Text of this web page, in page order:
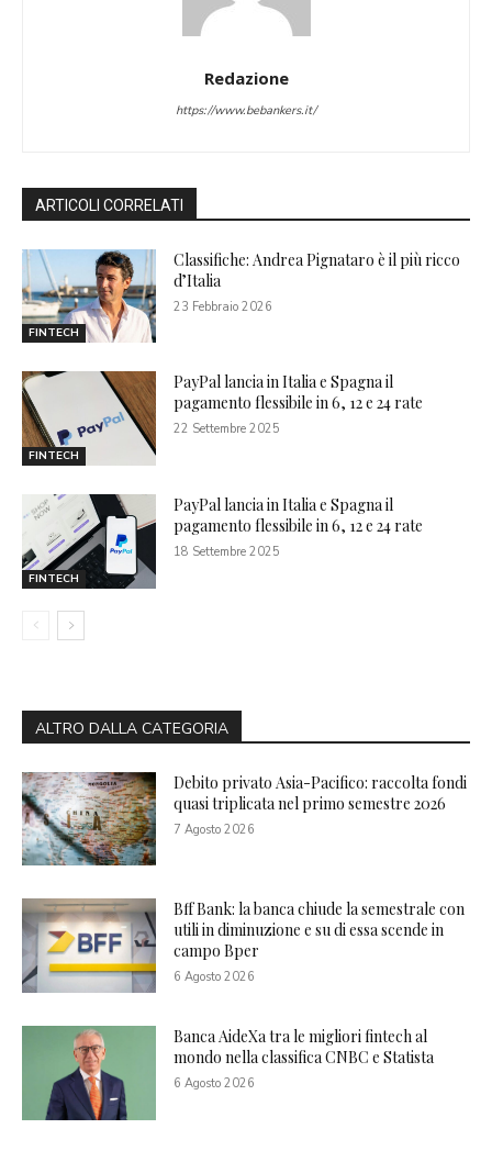
Redazione
https://www.bebankers.it/
ARTICOLI CORRELATI
FINTECH
Classifiche: Andrea Pignataro è il più ricco
d’Italia
23 Febbraio 2026
FINTECH
PayPal lancia in Italia e Spagna il
pagamento flessibile in 6, 12 e 24 rate
22 Settembre 2025
FINTECH
PayPal lancia in Italia e Spagna il
pagamento flessibile in 6, 12 e 24 rate
18 Settembre 2025
ALTRO DALLA CATEGORIA
Debito privato Asia-Pacifico: raccolta fondi
quasi triplicata nel primo semestre 2026
7 Agosto 2026
Bff Bank: la banca chiude la semestrale con
utili in diminuzione e su di essa scende in
campo Bper
6 Agosto 2026
Banca AideXa tra le migliori fintech al
mondo nella classifica CNBC e Statista
6 Agosto 2026